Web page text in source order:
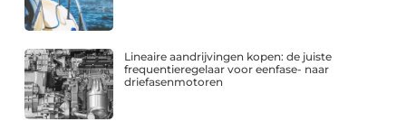
Lineaire aandrijvingen kopen: de juiste
frequentieregelaar voor eenfase- naar
driefasenmotoren